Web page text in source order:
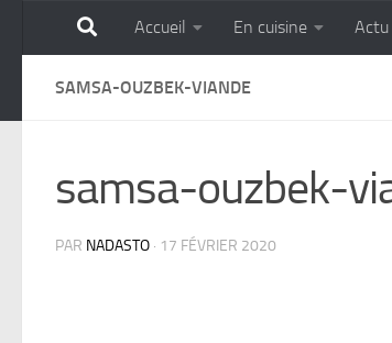
Skip to content
GOURMANDISE
Accueil En cuisine Actu
SAMSA-OUZBEK-VIANDE
samsa-ouzbek-
PAR NADASTO · 17 FÉVRIER 2020